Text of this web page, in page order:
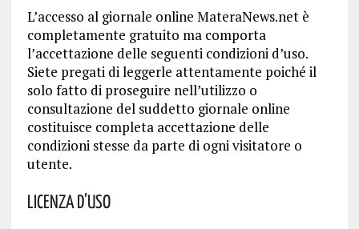
L’accesso al giornale online MateraNews.net è
completamente gratuito ma comporta
l’accettazione delle seguenti condizioni d’uso.
Siete pregati di leggerle attentamente poiché il
solo fatto di proseguire nell’utilizzo o
consultazione del suddetto giornale online
costituisce completa accettazione delle
condizioni stesse da parte di ogni visitatore o
utente.
Licenza d’uso